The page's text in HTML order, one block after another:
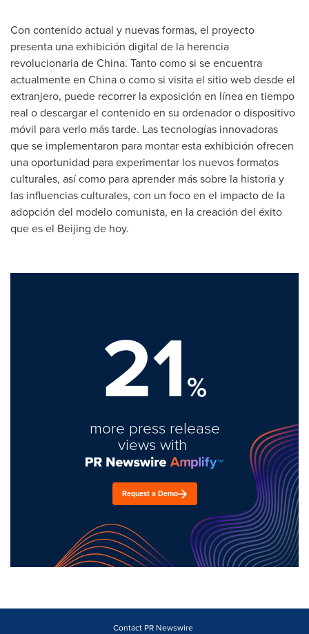
Con contenido actual y nuevas formas, el proyecto
presenta una exhibición digital de la herencia
revolucionaria deChina. Tanto como si se encuentra
actualmente en Chinao como si visita el sitio web desde el
extranjero, puede recorrer la exposición en línea en tiempo
real o descargar el contenido en su ordenador o dispositivo
móvil para verlo más tarde. Las tecnologías innovadoras
que se implementaron para montar esta exhibición ofrecen
una oportunidad para experimentar los nuevos formatos
culturales, así como para aprender más sobre la historia y
las influencias culturales, con un foco en el impacto de la
adopción del modelo comunista, en la creación del éxito
que es el Beijing de hoy.
21%
more press release
views with
Request a Demo
Contact PR Newswire